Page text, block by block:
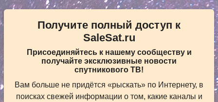
Получите полный доступ к
SaleSat.ru
Присоединяйтесь к нашему сообществу и
получайте эксклюзивные новости
спутникового ТВ!
Вам больше не придётся «рыскать» по Интернету, в
поисках свежей информации о том, какие каналы и